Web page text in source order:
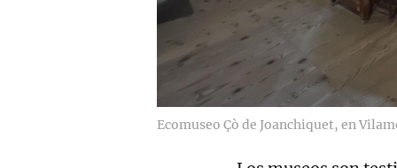
Ecomuseo Çò de Joanchiquet, en